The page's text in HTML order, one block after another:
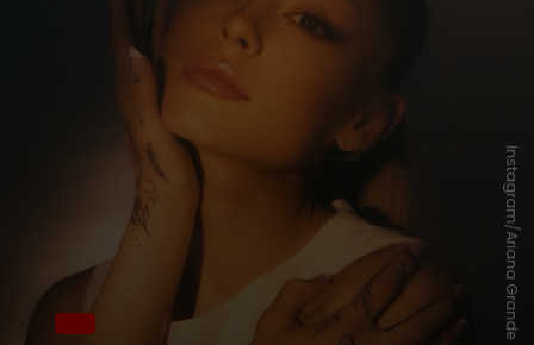
Instagram/Ariana Grande